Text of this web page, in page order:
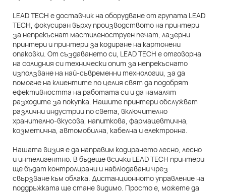
LEAD TECH е доставчик на оборудване от групата LEAD
TECH, фокусиран върху производството на принтери
за непрекъснат мастиленоструен печат, лазерни
принтери и принтери за кодиране на картонени
опаковки. От създаването си, LEAD TECH е отговорна
на солидния си технически опит за непрекъснато
използване на най-съвременни технологии, за да
помогне на клиентите по целия свят да подобрят
ефективността на работата си и да намалят
разходите за покупка. Нашите принтери обслужват
различни индустрии по света, включително
хранително-вкусова, напиткова, фармацевтична,
козметична, автомобилна, кабелна и електронна.
Нашата визия е да направим кодирането лесно, лесно
и интелигентно. В бъдеще всички LEAD TECH принтери
ще бъдат контролирани и наблюдавани чрез
свързване към облака. Дистанционното управление на
поддръжката ще стане видимо. Просто е, можете да